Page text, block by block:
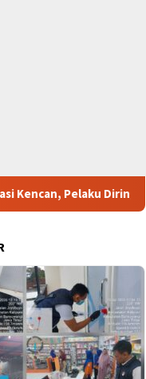
Diringkus di Ciputat